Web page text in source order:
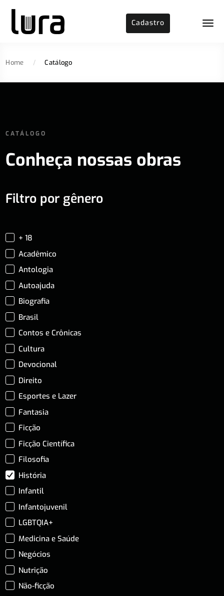
Cadastro
Home / Catálogo
CATÁLOGO
Conheça nossas obras
Filtro por gênero
+ 18
Acadêmico
Antologia
Autoajuda
Biografia
Brasil
Contos e Crônicas
Cultura
Devocional
Direito
Esportes e Lazer
Fantasia
Ficção
Ficção Científica
Filosofia
História
Infantil
Infantojuvenil
LGBTQIA+
Medicina e Saúde
Negócios
Nutrição
Não-ficção